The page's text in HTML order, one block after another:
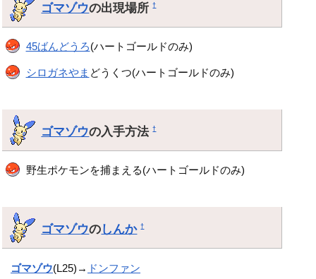
ゴマゾウの出現場所†
45ばんどうろ(ハートゴールドのみ)
シロガネやま どうくつ(ハートゴールドのみ)
ゴマゾウの入手方法†
野生ポケモンを捕まえる(ハートゴールドのみ)
ゴマゾウのしんか †
ゴマゾウ(L25)→ ドンファン